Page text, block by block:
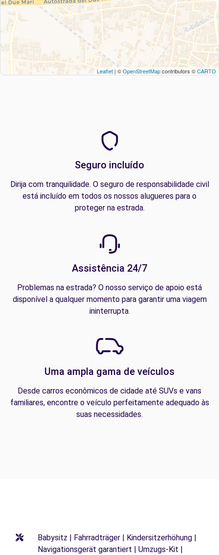
Leaflet | ©OpenStreetMapcontributors ©CARTO
Seguro incluído
Dirija com tranquilidade. O seguro de responsabilidade civil
está incluído em todos os nossos alugueres para o
proteger na estrada.
Assistência 24/7
Problemas na estrada? O nosso serviço de apoio está
disponível a qualquer momento para garantir uma viagem
ininterrupta.
Uma ampla gama de veículos
Desde carros econômicos de cidade até SUVs e vans
familiares, encontre o veículo perfeitamente adequado às
suas necessidades.
Babysitz | Fahrradträger | Kindersitzerhöhung |
Navigationsgerät garantiert | Umzugs-Kit |